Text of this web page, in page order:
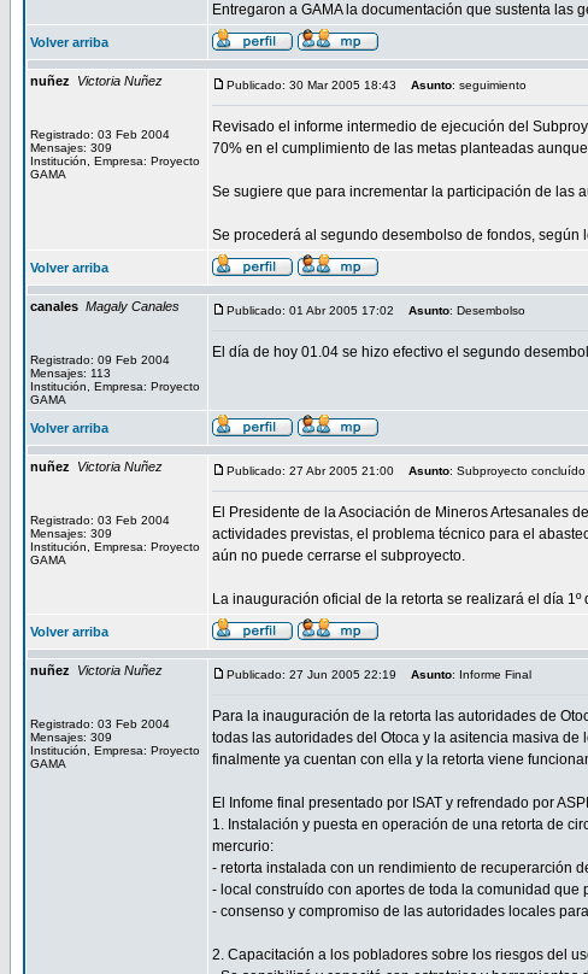
Entregaron a GAMA la documentación que sustenta las
Volver arriba
nuñez Victoria Nuñez
Registrado: 03 Feb 2004
Mensajes: 309
Institución, Empresa: Proyecto
GAMA
Publicado: 30 Mar 2005 18:43 Asunto: seguimiento
Revisado el informe intermedio de ejecución del
70% en el cumplimiento de las metas planteadas
Se sugiere que para incrementar la participación de las
Se procederá al segundo desembolso de fondos, según
Volver arriba
canales Magaly Canales
Registrado: 09 Feb 2004
Mensajes: 113
Institución, Empresa: Proyecto
GAMA
Publicado: 01 Abr 2005 17:02 Asunto: Desembolso
El día de hoy 01.04 se hizo efectivo el segundo
Volver arriba
nuñez Victoria Nuñez
Registrado: 03 Feb 2004
Mensajes: 309
Institución, Empresa: Proyecto
GAMA
Publicado: 27 Abr 2005 21:00 Asunto: Subproyecto concluído
El Presidente de la Asociación de Mineros Artesanales
actividades previstas, el problema técnico para el
aún no puede cerrarse el subproyecto.
La inauguración oficial de la retorta se realizará el día
Volver arriba
nuñez Victoria Nuñez
Registrado: 03 Feb 2004
Mensajes: 309
Institución, Empresa: Proyecto
GAMA
Publicado: 27 Jun 2005 22:19 Asunto: Informe Final
Para la inauguración de la retorta las autoridades de
todas las autoridades del Otoca y la asitencia masiva
finalmente ya cuentan con ella y la retorta viene
El Infome final presentado por ISAT y refrendado por
1. Instalación y puesta en operación de una retorta de
mercurio:
- retorta instalada con un rendimiento de recuperarción
- local construído con aportes de toda la comunidad que
- consenso y compromiso de las autoridades locales
2. Capacitación a los pobladores sobre los riesgos del